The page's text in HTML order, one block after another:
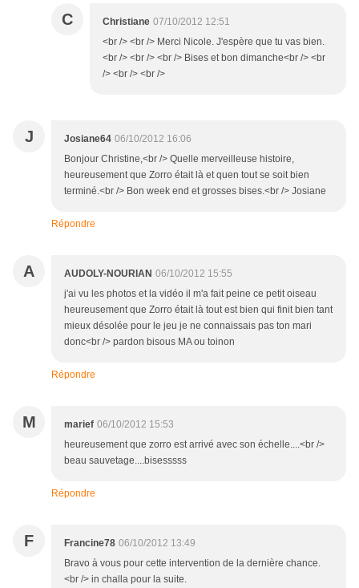
C Christiane 07/10/2012 12:51
<br /> <br /> Merci Nicole. J'espère que tu vas bien.
<br /> <br /> <br /> Bises et bon dimanche<br /> <br
/> <br /> <br />
J Josiane64 06/10/2012 16:06
Bonjour Christine,<br /> Quelle merveilleuse histoire,
heureusement que Zorro était là et quen tout se soit bien
terminé.<br /> Bon week end et grosses bises.<br /> Josiane
Répondre
A AUDOLY-NOURIAN 06/10/2012 15:55
j'ai vu les photos et la vidéo il m'a fait peine ce petit oiseau
heureusement que Zorro était là tout est bien qui finit bien tant
mieux désolée pour le jeu je ne connaissais pas ton mari
donc<br /> pardon bisous MA ou toinon
Répondre
M marief 06/10/2012 15:53
heureusement que zorro est arrivé avec son échelle....<br />
beau sauvetage....bisesssss
Répondre
F Francine78 06/10/2012 13:49
Bravo à vous pour cette intervention de la dernière chance.
<br /> in challa pour la suite.